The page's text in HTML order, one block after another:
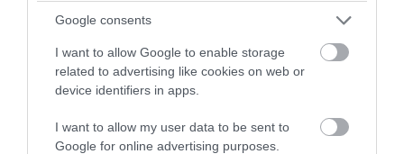
Google consents
I want to allow Google to enable storage
related to advertising like cookies on web or
device identifiers in apps.
I want to allow my user data to be sent to
Google for online advertising purposes.